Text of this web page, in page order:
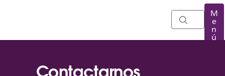
M
e
n
ú
Contactarnos